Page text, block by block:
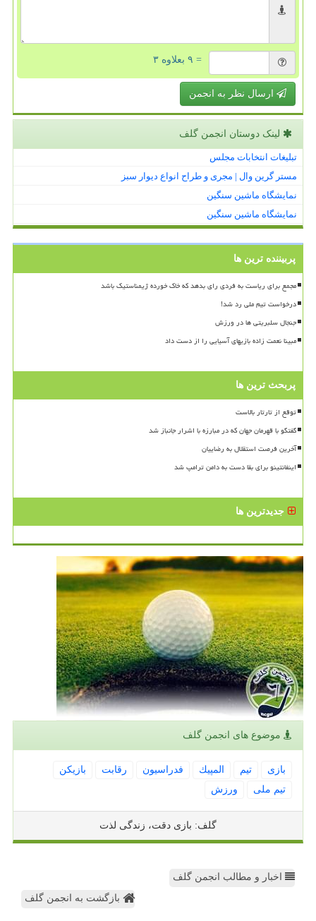
= ۹ بعلاوه ۳
ارسال نظر به انجمن
لینک دوستان انجمن گلف
تبلیغات انتخابات مجلس
مستر گرین وال | مجری و طراح انواع دیوار سبز
نمایشگاه ماشین سنگین
نمایشگاه ماشین سنگین
پربیننده ترین ها
مجمع برای ریاست به فردی رای بدهد که خاک خورده ژیمناستیک باشد
درخواست تیم ملی رد شد!
جنجال سلبریتی ها در ورزش
مبینا نعمت زاده بازیهای آسیایی را از دست داد
پربحث ترین ها
توقع از تارتار بالاست
گفتگو با قهرمان جهان که در مبارزه با اشرار جانباز شد
آخرین فرصت استقلال به رضاییان
اینفانتینو برای بقا دست به دامن ترامپ شد
جدیدترین ها
موضوع های انجمن گلف
بازی تیم المپیك فدراسیون رقابت
بازیكن
تیم ملی
ورزش
گلف: بازی دقت، زندگی لذت
اخبار و مطالب انجمن گلف
بازگشت به انجمن گلف